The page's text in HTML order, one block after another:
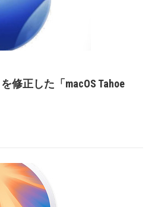
修正した「macOS Tahoe